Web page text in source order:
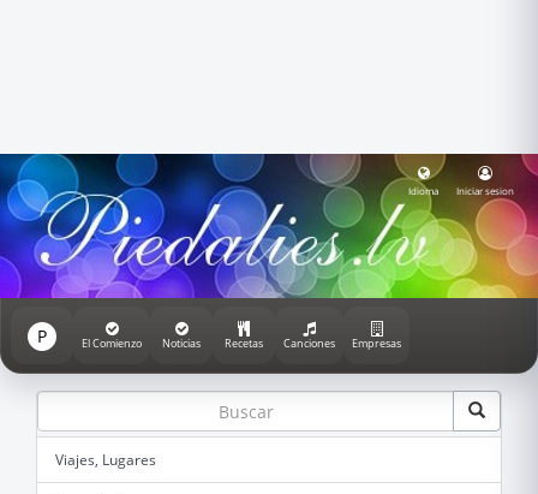
Idioma Iniciar sesion
P El Comienzo Noticias Recetas Canciones Empresas
Viajes, Lugares